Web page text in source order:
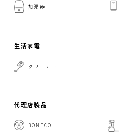
加湿器
生活家電
クリーナー
代理店製品
BONECO